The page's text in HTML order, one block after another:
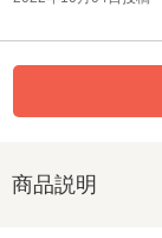
商品説明